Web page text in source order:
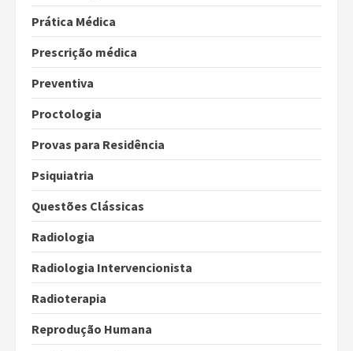
Prática Médica
Prescrição médica
Preventiva
Proctologia
Provas para Residência
Psiquiatria
Questões Clássicas
Radiologia
Radiologia Intervencionista
Radioterapia
Reprodução Humana